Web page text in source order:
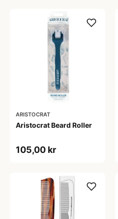
ARISTOCRAT
Aristocrat Beard Roller
105,00 kr